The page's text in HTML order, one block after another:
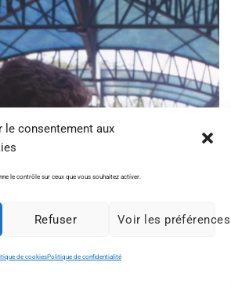
le consentement aux
le contrôle sur ceux que vous souhaitez activer.
Refuser Voir les préférences
de cookiesPolitique de confidentialité